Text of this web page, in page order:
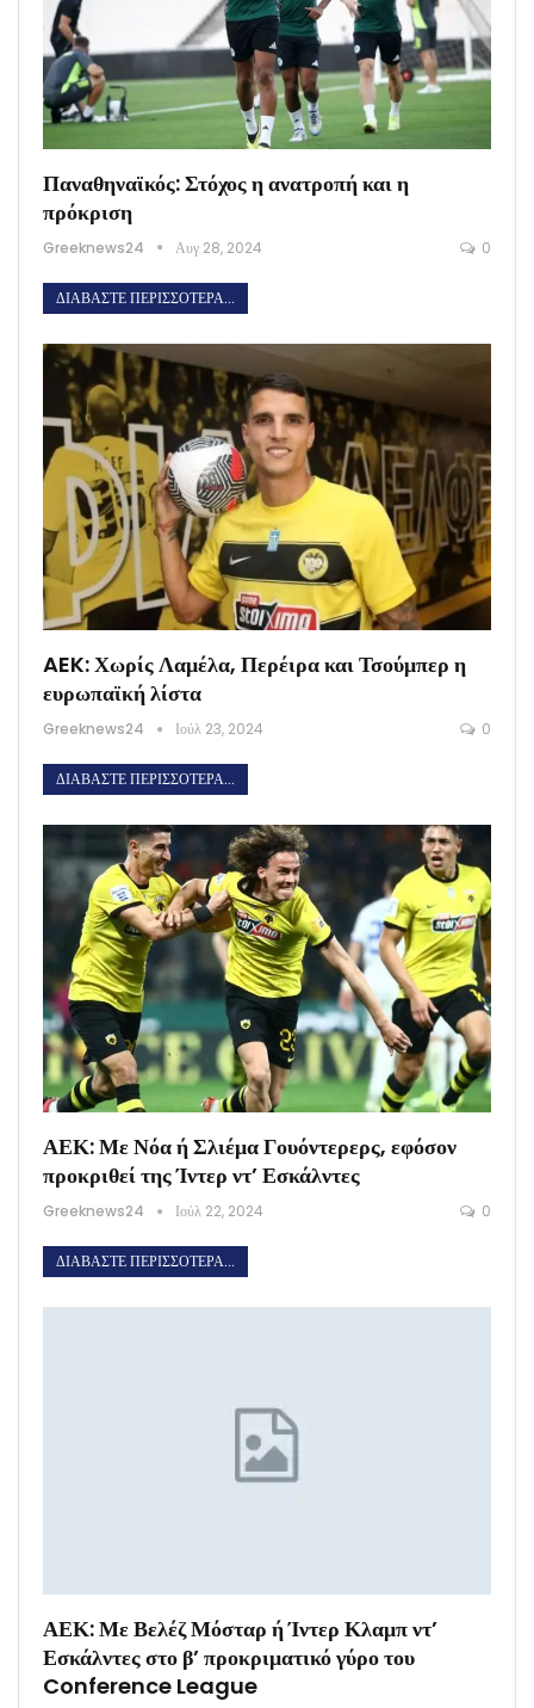
Παναθηναϊκός: Στόχος η ανατροπή και η
πρόκριση
Greeknews24 Αυγ 28, 2024 0
ΔΙΑΒΆΣΤΕ ΠΕΡΙΣΣΌΤΕΡΑ...
AEK: Χωρίς Λαμέλα, Περέιρα και Τσούμπερ η
ευρωπαϊκή λίστα
Greeknews24 Ιούλ 23, 2024 0
ΔΙΑΒΆΣΤΕ ΠΕΡΙΣΣΌΤΕΡΑ...
ΑΕΚ: Με Νόα ή Σλιέμα Γουόντερερς, εφόσον
προκριθεί της Ίντερ ντ’ Εσκάλντες
Greeknews24 Ιούλ 22, 2024 0
ΔΙΑΒΆΣΤΕ ΠΕΡΙΣΣΌΤΕΡΑ...
ΑΕΚ: Με Βελέζ Μόσταρ ή Ίντερ Κλαμπ ντ’
Εσκάλντες στο β’ προκριματικό γύρο του
Conference League